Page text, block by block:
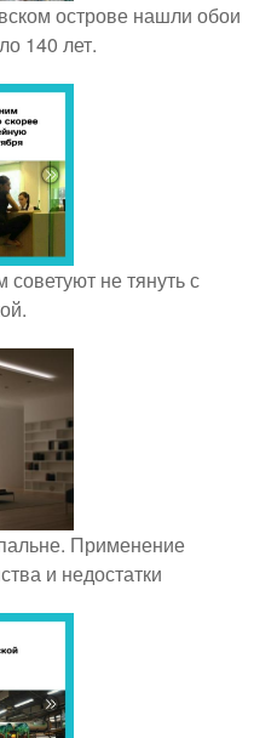
острове нашли обои
140 лет.
не тянуть с
Применение
и недостатки